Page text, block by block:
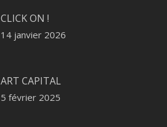
CLICK ON !
14 janvier 2026
ART CAPITAL
5 février 2025